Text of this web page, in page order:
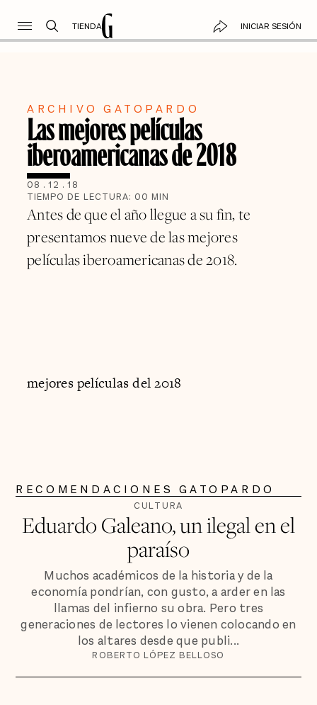
TIENDA INICIAR SESIÓN
ARCHIVO GATOPARDO
Las mejores películas
iberoamericanas de 2018
08 . 12 . 18
TIEMPO DE LECTURA: 00 MIN
Antes de que el año llegue a su fin, te
presentamos nueve de las mejores
películas iberoamericanas de 2018.
mejores películas del 2018
RECOMENDACIONES GATOPARDO
CULTURA
Eduardo Galeano, un ilegal en el
paraíso
Muchos académicos de la historia y de la
economía pondrían, con gusto, a arder en las
llamas del infierno su obra. Pero tres
generaciones de lectores lo vienen colocando en
los altares desde que publi...
ROBERTO LÓPEZ BELLOSO